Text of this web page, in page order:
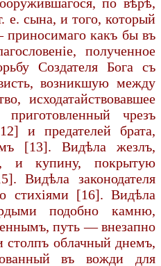
е. сына, и того, который
какъ бы въ
полученное
Создателя Бога съ
возникшую между
исходатайствовавшее
чрезъ
и предателей брата,
[13]. Видѣла жезлъ,
и купину, покрытую
Видѣла законодателя
стихіями [16]. Видѣла
подобно камню,
путь — внезапно
облачный днемъ,
въ вожди для